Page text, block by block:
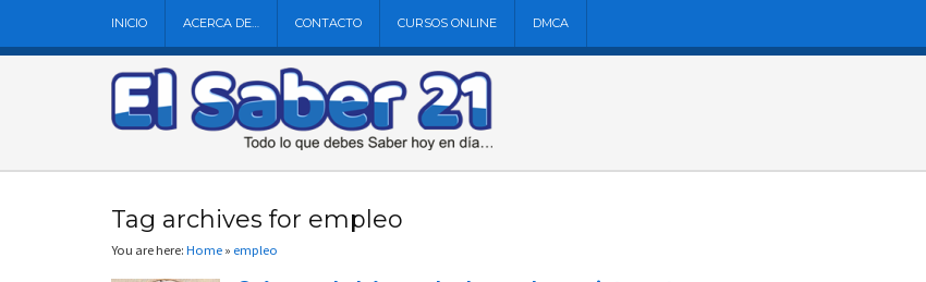
INICIO ACERCA DE… CONTACTO CURSOS ONLINE DMCA
Tag archives for empleo
You are here: Home » empleo